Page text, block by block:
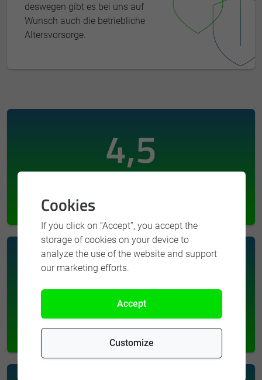
deswegen gibt es bei uns auf
Wunsch auch die betriebliche
Altersvorsorge.
4,5
30
Neue Kollegen
Cookies
If you click on “Accept”, you accept the
storage of cookies on your device to
analyze the use of the website and support
our marketing efforts.
Accept
Customize